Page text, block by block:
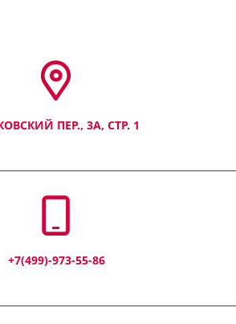
ПЕР., 3А, СТР. 1
+7(499)-973-55-86